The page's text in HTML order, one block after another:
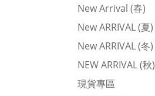
New Arrival (春)
New ARRIVAL (夏)
New ARRIVAL (冬)
NEW ARRIVAL (秋)
現貨專區